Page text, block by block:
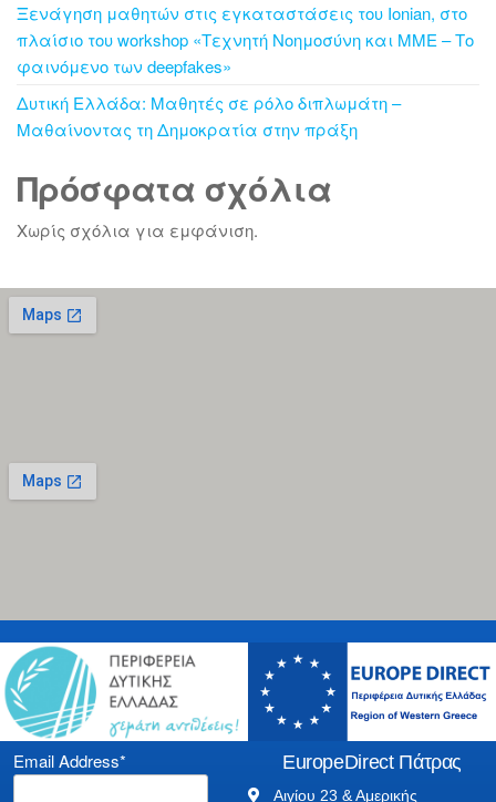
Ξενάγηση μαθητών στις εγκαταστάσεις του Ionian, στο
πλαίσιο του workshop «Τεχνητή Νοημοσύνη και ΜΜΕ – Το
φαινόμενο των deepfakes»
Δυτική Ελλάδα: Μαθητές σε ρόλο διπλωμάτη –
Μαθαίνοντας τη Δημοκρατία στην πράξη
Πρόσφατα σχόλια
Χωρίς σχόλια για εμφάνιση.
Email Address* EuropeDirect Πάτρας
Αιγίου 23 & Αμερικής